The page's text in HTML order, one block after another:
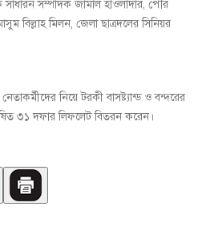
সম্পাদক জামাল হাওলাদার, পৌর
বিল্লাহ মিলন, জেলা ছাত্রদলের সিনিয়র
নিয়ে টরকী বাসষ্ট্যান্ড ও বন্দরের
৩১ দফার লিফলেট বিতরন করেন।